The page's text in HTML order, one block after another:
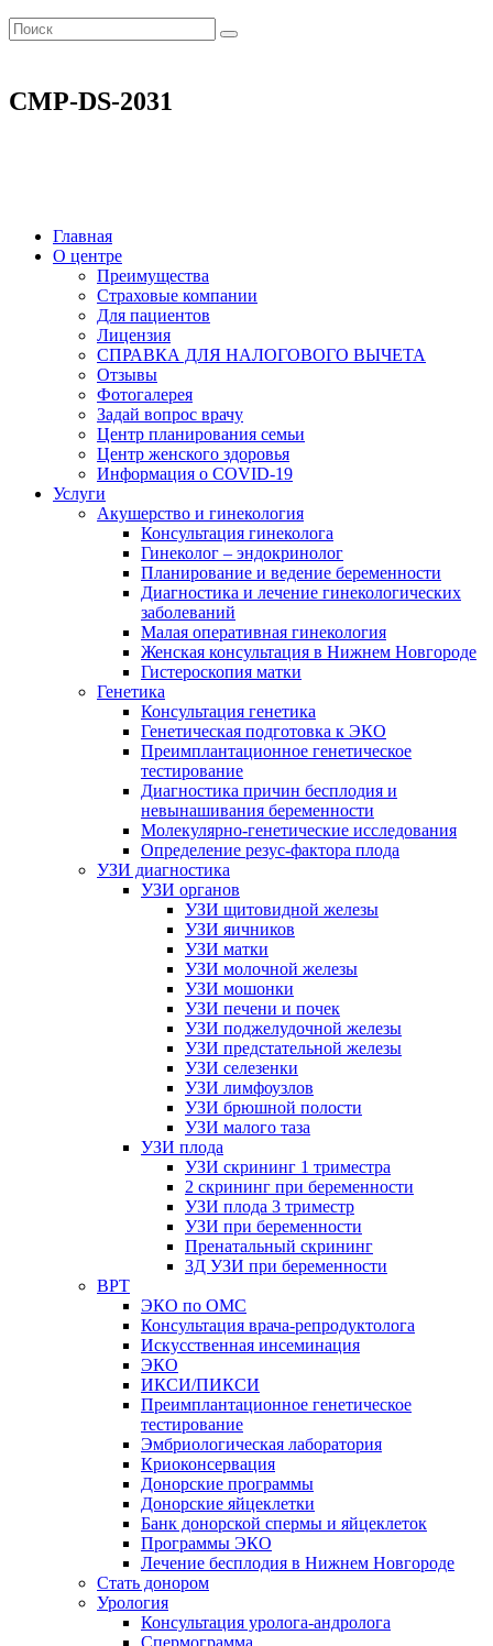
CMP-DS-2031
Главная
О центре
Преимущества
Страховые компании
Для пациентов
Лицензия
СПРАВКА ДЛЯ НАЛОГОВОГО ВЫЧЕТА
Отзывы
Фотогалерея
Задай вопрос врачу
Центр планирования семьи
Центр женского здоровья
Информация о COVID-19
Услуги
Акушерство и гинекология
Консультация гинеколога
Гинеколог – эндокринолог
Планирование и ведение беременности
Диагностика и лечение гинекологических
заболеваний
Малая оперативная гинекология
Женская консультация в Нижнем Новгороде
Гистероскопия матки
Генетика
Консультация генетика
Генетическая подготовка к ЭКО
Преимплантационное генетическое
тестирование
Диагностика причин бесплодия и
невынашивания беременности
Молекулярно-генетические исследования
Определение резус-фактора плода
УЗИ диагностика
УЗИ органов
УЗИ щитовидной железы
УЗИ яичников
УЗИ матки
УЗИ молочной железы
УЗИ мошонки
УЗИ печени и почек
УЗИ поджелудочной железы
УЗИ предстательной железы
УЗИ селезенки
УЗИ лимфоузлов
УЗИ брюшной полости
УЗИ малого таза
УЗИ плода
УЗИ скрининг 1 триместра
2 скрининг при беременности
УЗИ плода 3 триместр
УЗИ при беременности
Пренатальный скрининг
3Д УЗИ при беременности
ВРТ
ЭКО по ОМС
Консультация врача-репродуктолога
Искусственная инсеминация
ЭКО
ИКСИ/ПИКСИ
Преимплантационное генетическое
тестирование
Эмбриологическая лаборатория
Криоконсервация
Донорские программы
Донорские яйцеклетки
Банк донорской спермы и яйцеклеток
Программы ЭКО
Лечение бесплодия в Нижнем Новгороде
Стать донором
Урология
Консультация уролога-андролога